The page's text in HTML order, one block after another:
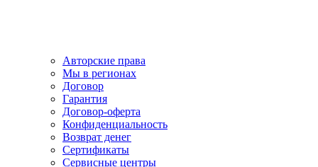
Авторские права
Мы в регионах
Договор
Гарантия
Договор-оферта
Конфиденциальность
Возврат денег
Сертификаты
Сервисные центры